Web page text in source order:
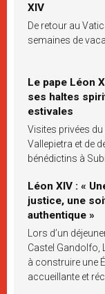
XIV
De retour au
semaines de
Le pape Léon
ses haltes
estivales
Visites privées
Vallepietra et de
bénédictins à
Léon XIV : «
justice, une
authentique »
Lors d’un
Castel Gandolfo,
à construire une
accueillante et